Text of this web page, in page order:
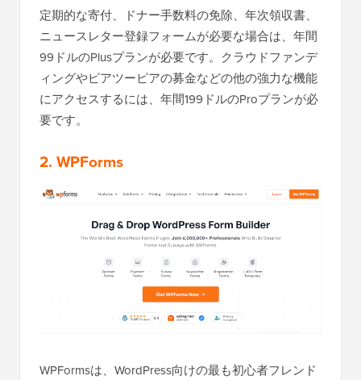
定期的な寄付、ドナー手数料の免除、年次領収書、
ニュースレター登録フォームが必要な場合は、年間
99ドルのPlusプランが必要です。クラウドファンデ
ィングやピアツーピアの募金などの他の強力な機能
にアクセスするには、年間199ドルのProプランが必
要です。
2. WPForms
WPFormsは、WordPress向けの最も初心者フレンド